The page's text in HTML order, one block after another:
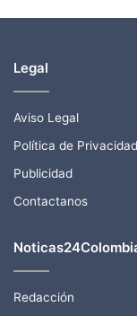
Legal
Aviso Legal
Política de Privacidad
Publicidad
Contactanos
Redacción